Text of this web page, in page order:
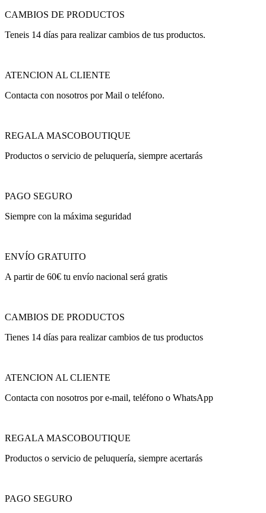
CAMBIOS DE PRODUCTOS
Teneis 14 días para realizar cambios de tus productos.
ATENCION AL CLIENTE
Contacta con nosotros por Mail o teléfono.
REGALA MASCOBOUTIQUE
Productos o servicio de peluquería, siempre acertarás
PAGO SEGURO
Siempre con la máxima seguridad
ENVÍO GRATUITO
A partir de 60€ tu envío nacional será gratis
CAMBIOS DE PRODUCTOS
Tienes 14 días para realizar cambios de tus productos
ATENCION AL CLIENTE
Contacta con nosotros por e-mail, teléfono o WhatsApp
REGALA MASCOBOUTIQUE
Productos o servicio de peluquería, siempre acertarás
PAGO SEGURO